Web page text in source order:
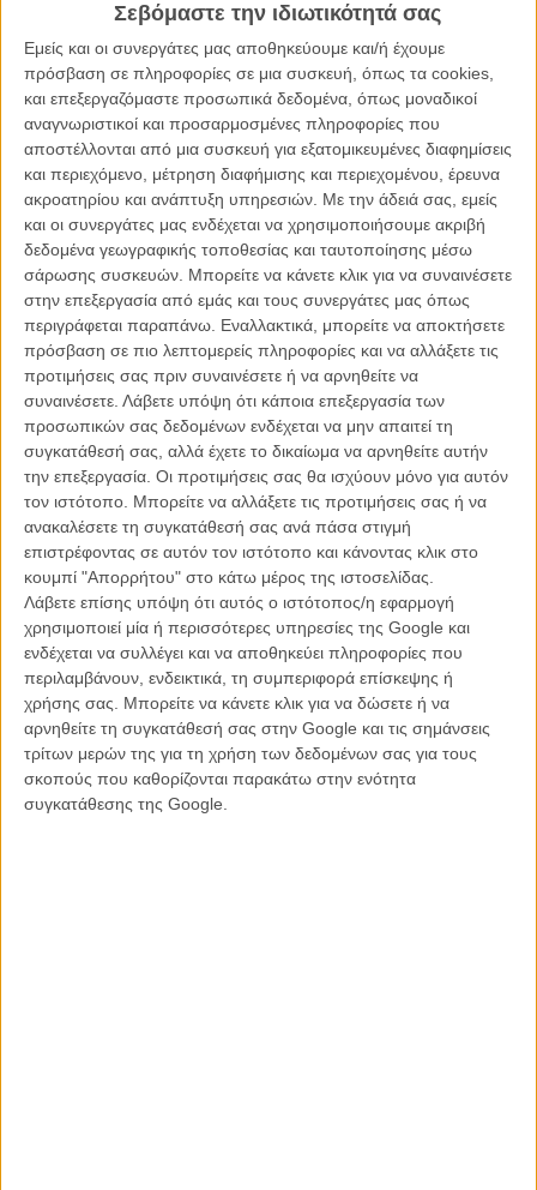
Σεβόμαστε την ιδιωτικότητά σας
Εμείς και οι συνεργάτες μας αποθηκεύουμε και/ή έχουμε
πρόσβαση σε πληροφορίες σε μια συσκευή, όπως τα cookies,
και επεξεργαζόμαστε προσωπικά δεδομένα, όπως μοναδικοί
αναγνωριστικοί και προσαρμοσμένες πληροφορίες που
αποστέλλονται από μια συσκευή για εξατομικευμένες διαφημίσεις
και περιεχόμενο, μέτρηση διαφήμισης και περιεχομένου, έρευνα
ακροατηρίου και ανάπτυξη υπηρεσιών. Με την άδειά σας, εμείς
και οι συνεργάτες μας ενδέχεται να χρησιμοποιήσουμε ακριβή
δεδομένα γεωγραφικής τοποθεσίας και ταυτοποίησης μέσω
σάρωσης συσκευών. Μπορείτε να κάνετε κλικ για να συναινέσετε
στην επεξεργασία από εμάς και τους συνεργάτες μας όπως
περιγράφεται παραπάνω. Εναλλακτικά, μπορείτε να αποκτήσετε
πρόσβαση σε πιο λεπτομερείς πληροφορίες και να αλλάξετε τις
προτιμήσεις σας πριν συναινέσετε ή να αρνηθείτε να
συναινέσετε. Λάβετε υπόψη ότι κάποια επεξεργασία των
προσωπικών σας δεδομένων ενδέχεται να μην απαιτεί τη
συγκατάθεσή σας, αλλά έχετε το δικαίωμα να αρνηθείτε αυτήν
την επεξεργασία. Οι προτιμήσεις σας θα ισχύουν μόνο για αυτόν
τον ιστότοπο. Μπορείτε να αλλάξετε τις προτιμήσεις σας ή να
ανακαλέσετε τη συγκατάθεσή σας ανά πάσα στιγμή
επιστρέφοντας σε αυτόν τον ιστότοπο και κάνοντας κλικ στο
κουμπί "Απορρήτου" στο κάτω μέρος της ιστοσελίδας.
Λάβετε επίσης υπόψη ότι αυτός ο ιστότοπος/η εφαρμογή
χρησιμοποιεί μία ή περισσότερες υπηρεσίες της Google και
ενδέχεται να συλλέγει και να αποθηκεύει πληροφορίες που
περιλαμβάνουν, ενδεικτικά, τη συμπεριφορά επίσκεψης ή
χρήσης σας. Μπορείτε να κάνετε κλικ για να δώσετε ή να
αρνηθείτε τη συγκατάθεσή σας στην Google και τις σημάνσεις
τρίτων μερών της για τη χρήση των δεδομένων σας για τους
σκοπούς που καθορίζονται παρακάτω στην ενότητα
συγκατάθεσης της Google.
Η επιστροφή στο πατρικό σπίτι θα ξυπνήσει τα φαντάσματα του
παρελθόντος και θα επιφυλάξει μερικές επώδυνες αποκαλύψεις
κάνοντάς τον να επανεξετάσει την ζωή και τη δουλειά του με τον πιο
απρόσμενο τρόπο.
Ναι το φιλμ του Κίκε Μάιγιο δεν επιφυλάσσει κάποια καινούρια ιδέα,
ή μια νέα κινηματογραφική ματιά, αλλά δείχνει με πετυχημένο τρόπο
πως ένα σινεμά που στοχεύει στο ευρύ κοινό, μπορεί να είναι μαζί
θεαματικό και χαμηλότονο, σκεπτόμενο και ατμοσφαιρικό.
Με εξαιρετική δουλειά στα κατά στιγμές, ποιητικά ειδικά εφέ του και
μια μικρή πρωταγωνίστρια που πείθει απόλυτα στον δύσκολο ρόλο
της, το «Eva» πετυχαίνει σχεδόν όλους τους στόχους του, ακόμη κι
αν μερικές φορές δεν τους τοποθετεί όσο ψηλά θα μπορούσε. Δείτε
πιο κάτω το τρέιλερ και τρία κλιπ από το φιλμ
Κλιπ 1
Κλιπ 2
Κλιπ 3
Tags: βενετία 2011, eva, κίκε μάιγιο, ντάνιελ μπρουλ